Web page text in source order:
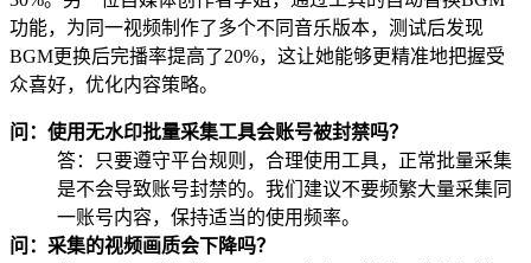
功能，为同一视频制作了多个不同音乐版本，测试后发现
BGM更换后完播率提高了20%，这让她能够更精准地把握受
众喜好，优化内容策略。
问：使用无水印批量采集工具会账号被封禁吗？
答：只要遵守平台规则，合理使用工具，正常批量采集
是不会导致账号封禁的。我们建议不要频繁大量采集同
一账号内容，保持适当的使用频率。
问：采集的视频画质会下降吗？